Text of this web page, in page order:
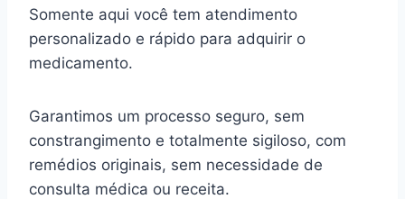
Somente aqui você tem atendimento
personalizado e rápido para adquirir o
medicamento.
Garantimos um processo seguro, sem
constrangimento e totalmente sigiloso, com
remédios originais, sem necessidade de
consulta médica ou receita.